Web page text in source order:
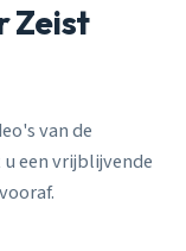
Zeist
van de
een vrijblijvende